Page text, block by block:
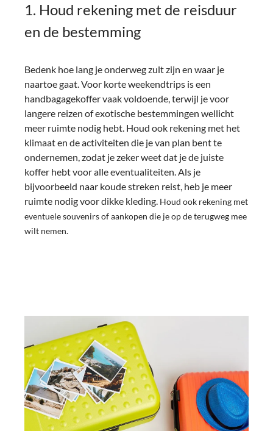
1. Houd rekening met de reisduur
en de bestemming
Bedenk hoe lang je onderweg zult zijn en waar je
naartoe gaat. Voor korte weekendtrips is een
handbagagekoffer vaak voldoende, terwijl je voor
langere reizen of exotische bestemmingen wellicht
meer ruimte nodig hebt. Houd ook rekening met het
klimaat en de activiteiten die je van plan bent te
ondernemen, zodat je zeker weet dat je de juiste
koffer hebt voor alle eventualiteiten. Als je
bijvoorbeeld naar koude streken reist, heb je meer
ruimte nodig voor dikke kleding. Houd ook rekening met
eventuele souvenirs of aankopen die je op de terugweg mee
wilt nemen.